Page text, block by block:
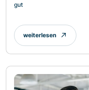
gut
weiterlesen